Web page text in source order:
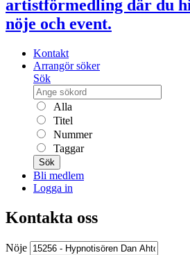
artistförmedling där du
nöje och event.
Kontakt
Arrangör söker
Sök
Alla
Titel
Nummer
Taggar
Sök
Bli medlem
Logga in
Kontakta oss
Nöje